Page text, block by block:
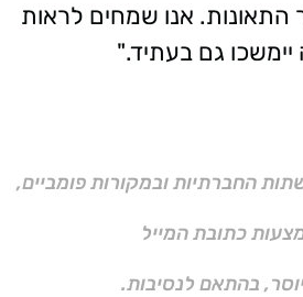
התאונות. אנו שמחים לראות
יימשכו גם בעתיד."
החברתיות ובמקורות פומביים,
כתובת המייל
בהתאם לנסיבות.